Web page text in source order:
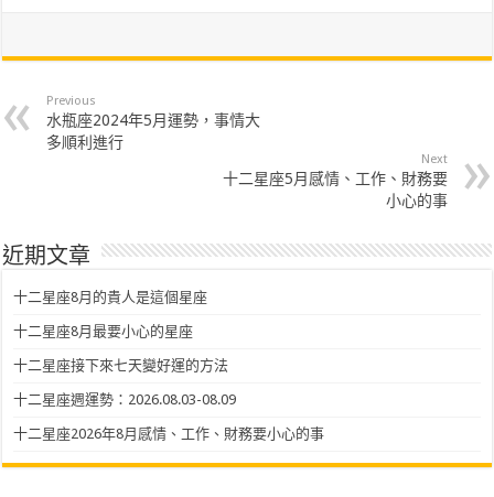
Previous
水瓶座2024年5月運勢，事情大
多順利進行
Next
十二星座5月感情、工作、財務要
小心的事
近期文章
十二星座8月的貴人是這個星座
十二星座8月最要小心的星座
十二星座接下來七天變好運的方法
十二星座週運勢：2026.08.03-08.09
十二星座2026年8月感情、工作、財務要小心的事